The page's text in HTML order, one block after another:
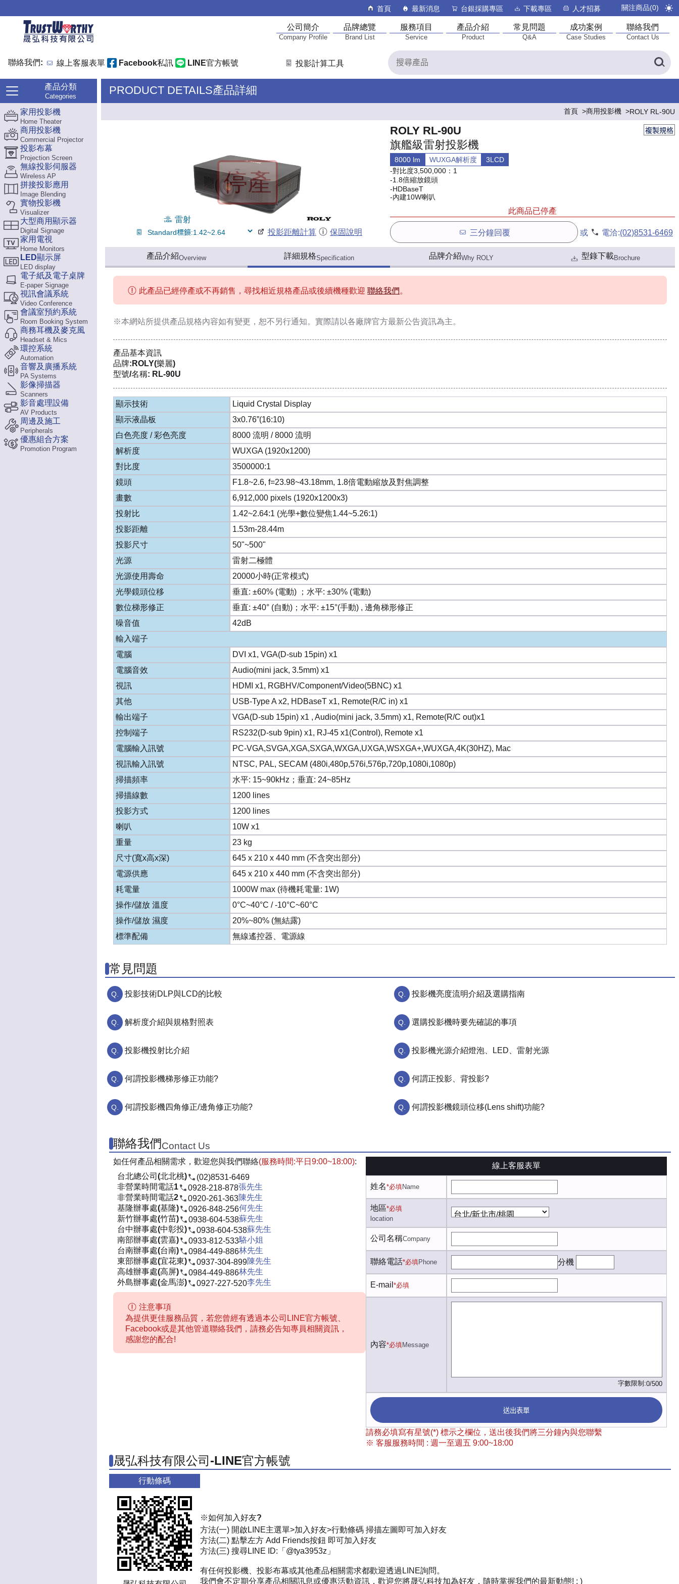
首頁 最新消息 台銀採購專區 下載專區 人才招募 關注商品(0)
公司簡介
Company Profile
品牌總覽
Brand List
服務項目
Service
產品介紹
Product
常見問題
Q&A
成功案例
Case Studies
聯絡我們
Contact Us
聯絡我們: 線上客服表單 Facebook私訊 LINE官方帳號 投影計算工具
產品分類
Categories
家用投影機
Home Theater
商用投影機
Commercial Projector
投影布幕
Projection Screen
無線投影伺服器
Wireless AP
拼接投影應用
Image Blending
實物投影機
Visualizer
大型商用顯示器
Digital Signage
家用電視
Home Monitors
LED顯示屏
LED display
電子紙及電子桌牌
E-paper Signage
視訊會議系統
Video Conference
會議室預約系統
Room Booking System
商務耳機及麥克風
Headset & Mics
環控系統
Automation
音響及廣播系統
PA Systems
影像掃描器
Scanners
影音處理設備
AV Products
周邊及施工
Peripherals
優惠組合方案
Promotion Program
PRODUCT DETAILS產品詳細
首頁 商用投影機 ROLY RL-90U
複製規格
雷射
投影距離計算
保固說明
ROLY RL-90U
旗艦級雷射投影機
8000 lm WUXGA解析度
3LCD
-對比度3,500,000：1
-1.8倍縮放鏡頭
-HDBaseT
-內建10W喇叭
此商品已停產
三分鐘回覆 或 電洽:(02)8531-6469
產品介紹Overview 詳細規格Specification 品牌介紹Why ROLY 型錄下載Brochure
此產品已經停產或不再銷售，尋找相近規格產品或後續機種歡迎聯絡我們 。
※本網站所提供產品規格內容如有變更，恕不另行通知。實際請以各廠牌官方最新公告資訊為主。
產品基本資訊
品牌:ROLY(樂麗)
型號/名稱: RL-90U
顯示技術
Liquid Crystal Display
顯示液晶板
3x0.76”(16:10)
白色亮度 / 彩色亮度
8000 流明 / 8000 流明
解析度
WUXGA (1920x1200)
對比度
3500000:1
鏡頭
F1.8~2.6, f=23.98~43.18mm, 1.8倍電動縮放及對焦調整
畫數
6,912,000 pixels (1920x1200x3)
投射比
1.42~2.64:1 (光學+數位變焦1.44~5.26:1)
投影距離
1.53m-28.44m
投影尺寸
50"~500"
光源
雷射二極體
光源使用壽命
20000小時(正常模式)
光學鏡頭位移
垂直: ±60% (電動) ；水平: ±30% (電動)
數位梯形修正
垂直: ±40° (自動)；水平: ±15°(手動) , 邊角梯形修正
噪音值
42dB
輸入端子
電腦
DVI x1, VGA(D-sub 15pin) x1
電腦音效
Audio(mini jack, 3.5mm) x1
視訊
HDMI x1, RGBHV/Component/Video(5BNC) x1
其他
USB-Type A x2, HDBaseT x1, Remote(R/C in) x1
輸出端子
VGA(D-sub 15pin) x1 , Audio(mini jack, 3.5mm) x1, Remote(R/C out)x1
控制端子
RS232(D-sub 9pin) x1, RJ-45 x1(Control), Remote x1
電腦輸入訊號
PC-VGA,SVGA,XGA,SXGA,WXGA,UXGA,WSXGA+,WUXGA,4K(30HZ), Mac
視訊輸入訊號
NTSC, PAL, SECAM (480i,480p,576i,576p,720p,1080i,1080p)
掃描頻率
水平: 15~90kHz；垂直: 24~85Hz
掃描線數
1200 lines
投影方式
1200 lines
喇叭
10W x1
重量
23 kg
尺寸(寬x高x深)
645 x 210 x 440 mm (不含突出部分)
電源供應
645 x 210 x 440 mm (不含突出部分)
耗電量
1000W max (待機耗電量: 1W)
操作/儲放 溫度
0°C~40°C / -10°C~60°C
操作/儲放 濕度
20%~80% (無結露)
標準配備
無線遙控器、電源線
常見問題
投影技術DLP與LCD的比較 投影機亮度流明介紹及選購指南
解析度介紹與規格對照表 選購投影機時要先確認的事項
投影機投射比介紹 投影機光源介紹燈泡、LED、雷射光源
何謂投影機梯形修正功能? 何謂正投影、背投影?
何謂投影機四角修正/邊角修正功能? 何謂投影機鏡頭位移(Lens shift)功能?
聯絡我們Contact Us
如任何產品相關需求，歡迎您與我們聯絡(服務時間:平日9:00~18:00):
台北總公司(北北桃)
(02)8531-6469
非營業時間電話1
0928-218-878張先生
非營業時間電話2
0920-261-363陳先生
基隆辦事處(基隆)
0926-848-256何先生
新竹辦事處(竹苗)
0938-604-538蘇先生
台中辦事處(中彰投)
0938-604-538蘇先生
南部辦事處(雲嘉)
0933-812-533駱小姐
台南辦事處(台南)
0984-449-886林先生
東部辦事處(宜花東)
0937-304-899陳先生
高雄辦事處(高屏)
0984-449-886林先生
外島辦事處(金馬澎)
0927-227-520李先生
注意事項
為提供更佳服務品質，若您曾經有透過本公司LINE官方帳號、
Facebook或是其他管道聯絡我們，請務必告知專員相關資訊，
感謝您的配合!
線上客服表單
姓名*必填Name
地區*必填
location
公司名稱Company
聯絡電話*必填Phone 分機
E-mail *必填
內容*必填Message
字數限制:0/500
送出表單
請務必填寫有星號(*) 標示之欄位，送出後我們將三分鐘內與您聯繫
※ 客服服務時間 : 週一至週五 9:00~18:00
晟弘科技有限公司-LINE官方帳號
行動條碼
※如何加入好友?
方法(一) 開啟LINE主選單>加入好友>行動條碼 掃描左圖即可加入好友
方法(二) 點擊左方 Add Friends按鈕 即可加入好友
方法(三) 搜尋LINE ID:「@tya3953z」
有任何投影機、投影布幕或其他產品相關需求都歡迎透過LINE詢問。
我們會不定期分享產品相關訊息或優惠活動資訊，歡迎您將晟弘科技加為好友，隨時掌握我們的最新動態! : )